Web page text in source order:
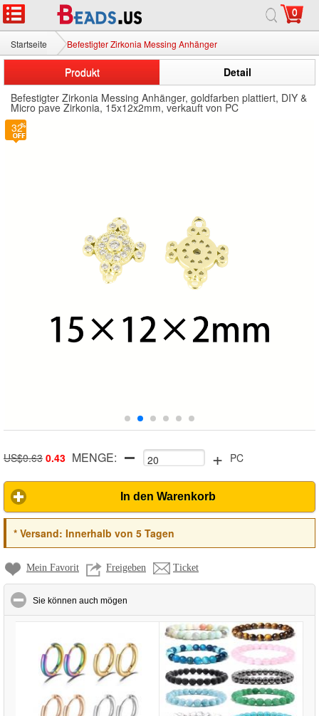
0
Startseite Befestigter Zirkonia Messing Anhänger
Produkt
Detail
Befestigter Zirkonia Messing Anhänger, goldfarben plattiert, DIY &
Micro pave Zirkonia, 15x12x2mm, verkauft von PC
32
US$0.63 0.43 MENGE: + PC
In den Warenkorb
*Versand: Innerhalb von 5 Tagen
Mein Favorit Freigeben Ticket
Sie können auch mögen